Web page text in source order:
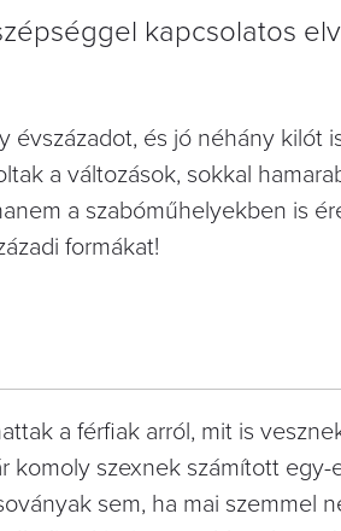
kapcsolatos
és jó néhány kilót
a változások, sokkal
a szabóműhelyekben is
formákat!
a férfiak arról, mit is
komoly szexnek számított
sem, ha mai szemmel